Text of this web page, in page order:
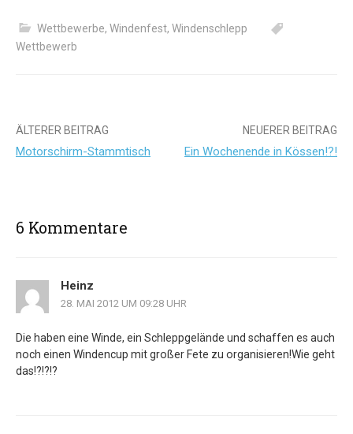
Wettbewerbe, Windenfest, Windenschlepp
Wettbewerb
Beitrags-
ÄLTERER BEITRAG
Motorschirm-Stammtisch
NEUERER BEITRAG
Ein Wochenende in Kössen!?!
6 Kommentare
Heinz
28. MAI 2012 UM 09:28 UHR
Die haben eine Winde, ein Schleppgelände und schaffen es auch
noch einen Windencup mit großer Fete zu organisieren!Wie geht
das!?!?!?